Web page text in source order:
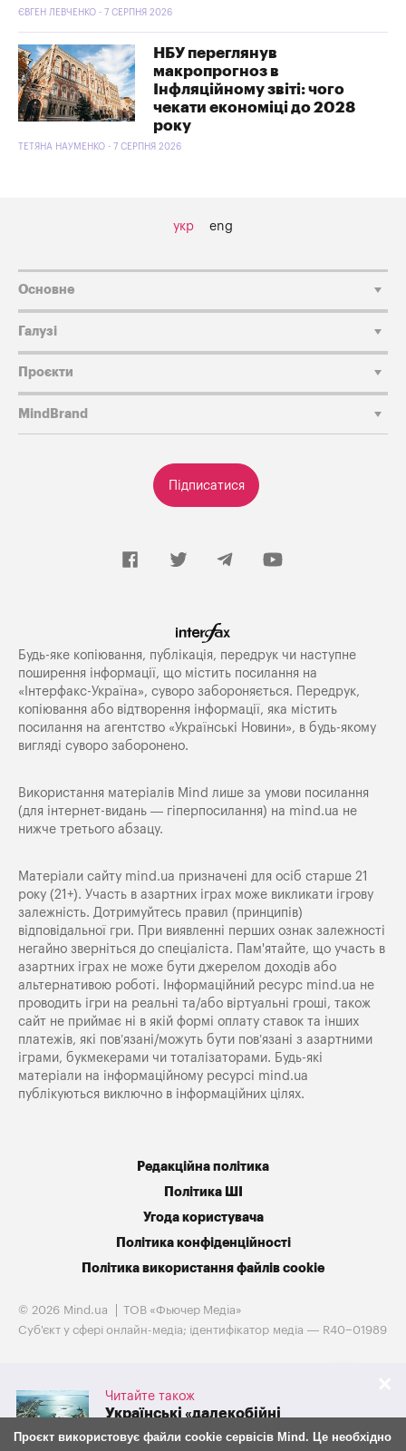
ЄВГЕН ЛЕВЧЕНКО - 7 СЕРПНЯ 2026
НБУ переглянув
макропрогноз в
Інфляційному звіті: чого
чекати економіці до 2028
року
ТЕТЯНА НАУМЕНКО - 7 СЕРПНЯ 2026
Читайте також
Українські «далекобійні
санкції» обвалили експорт
російського зерна на 38%
укр eng
Підписатися
Основне
Галузі
Проєкти
MindBrand
Будь-яке копiювання, публiкацiя, передрук чи наступне
поширення iнформацiї, що мiстить посилання на
«Iнтерфакс-Україна», суворо забороняється. Передрук,
копіювання або відтворення інформації, яка містить
посилання на агентство «Українські Новини», в будь-якому
вигляді суворо заборонено.
Використання матеріалів Mind лише за умови посилання
(для інтернет-видань — гіперпосилання) на mind.ua не
нижче третього абзацу.
Матеріали сайту mind.ua призначені для осіб старше 21
року (21+). Участь в азартних іграх може викликати ігрову
залежність. Дотримуйтесь правил (принципів)
відповідальної гри. При виявленні перших ознак залежності
негайно зверніться до спеціаліста. Пам'ятайте, що участь в
азартних іграх не може бути джерелом доходів або
альтернативою роботі. Інформаційний ресурс mind.ua не
проводить ігри на реальні та/або віртуальні гроші, також
сайт не приймає ні в якій формі оплату ставок та інших
платежів, які пов’язані/можуть бути пов’язані з азартними
іграми, букмекерами чи тоталізаторами. Будь-які
матеріали на інформаційному ресурсі mind.ua
публікуються виключно в інформаційних цілях.
Редакційна політика
Політика ШІ
Угода користувача
Політика конфіденційності
Політика використання файлів cookie
© 2026 Mind.ua
ТОВ «Фьючер Медiа»
Cуб'єкт у сфері онлайн-медіа; ідентифікатор медіа — R40−01989
Проєкт використовує файли cookie сервісів Mind. Це необхідно